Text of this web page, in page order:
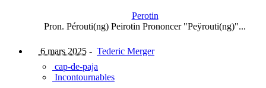
Perotin
Pron. Pérouti(ng) Peirotin Prononcer "Peÿrouti(ng)"...
6 mars 2025 - Tederic Merger
cap-de-paja
Incontournables